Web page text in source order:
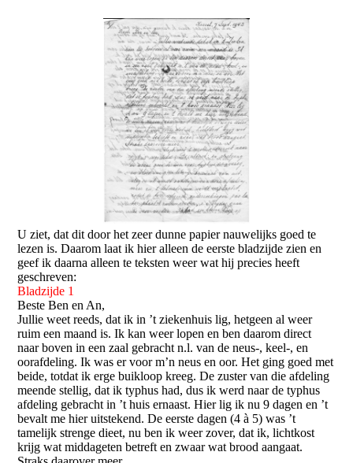
U ziet, dat dit door het zeer dunne papier nauwelijks goed te
lezen is. Daarom laat ik hier alleen de eerste bladzijde zien en
geef ik daarna alleen te teksten weer wat hij precies heeft
geschreven:
Bladzijde 1
Beste Ben en An,
Jullie weet reeds, dat ik in ’t ziekenhuis lig, hetgeen al weer
ruim een maand is. Ik kan weer lopen en ben daarom direct
naar boven in een zaal gebracht n.l. van de neus-, keel-, en
oorafdeling. Ik was er voor m’n neus en oor. Het ging goed met
beide, totdat ik erge buikloop kreeg. De zuster van die afdeling
meende stellig, dat ik typhus had, dus ik werd naar de typhus
afdeling gebracht in ’t huis ernaast. Hier lig ik nu 9 dagen en ’t
bevalt me hier uitstekend. De eerste dagen (4 à 5) was ’t
tamelijk strenge dieet, nu ben ik weer zover, dat ik, lichtkost
krijg wat middageten betreft en zwaar wat brood aangaat.